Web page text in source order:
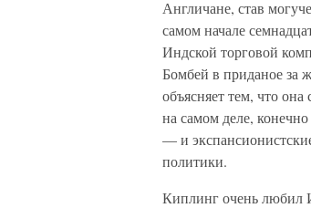
Англичане, став
самом начале
Индской торговой
Бомбей в приданое за
объясняет тем, что
на самом деле,
— и
политики.
Киплинг очень любил